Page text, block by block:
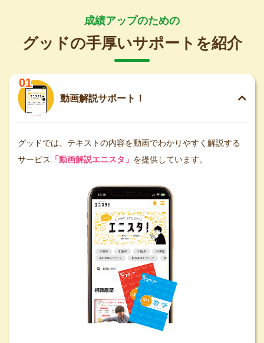
成績アップのための
グッドの手厚いサポートを紹介
01
動画解説サポート！
グッドでは、テキストの内容を動画でわかりやすく解説する
サービス 「動画解説エニスタ」 を提供しています。